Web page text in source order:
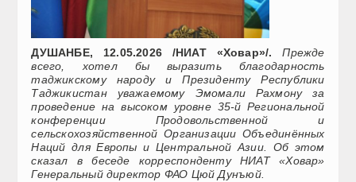
ДУШАНБЕ, 12.05.2026 /НИАТ «Ховар»/.
Прежде
всего, хотел бы выразить благодарность
таджикскому народу и Президенту Республики
Таджикистан уважаемому Эмомали Рахмону за
проведение на высоком уровне 35-й Региональной
конференции Продовольственной и
сельскохозяйственной Организации Объединённых
Наций для Европы и Центральной Азии. Об этом
сказал в беседе корреспонденту НИАТ «Ховар»
Генеральный директор ФАО Цюй Дунъюй.